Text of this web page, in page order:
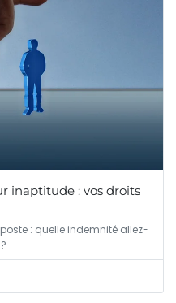
inaptitude : vos droits
: quelle indemnité allez-